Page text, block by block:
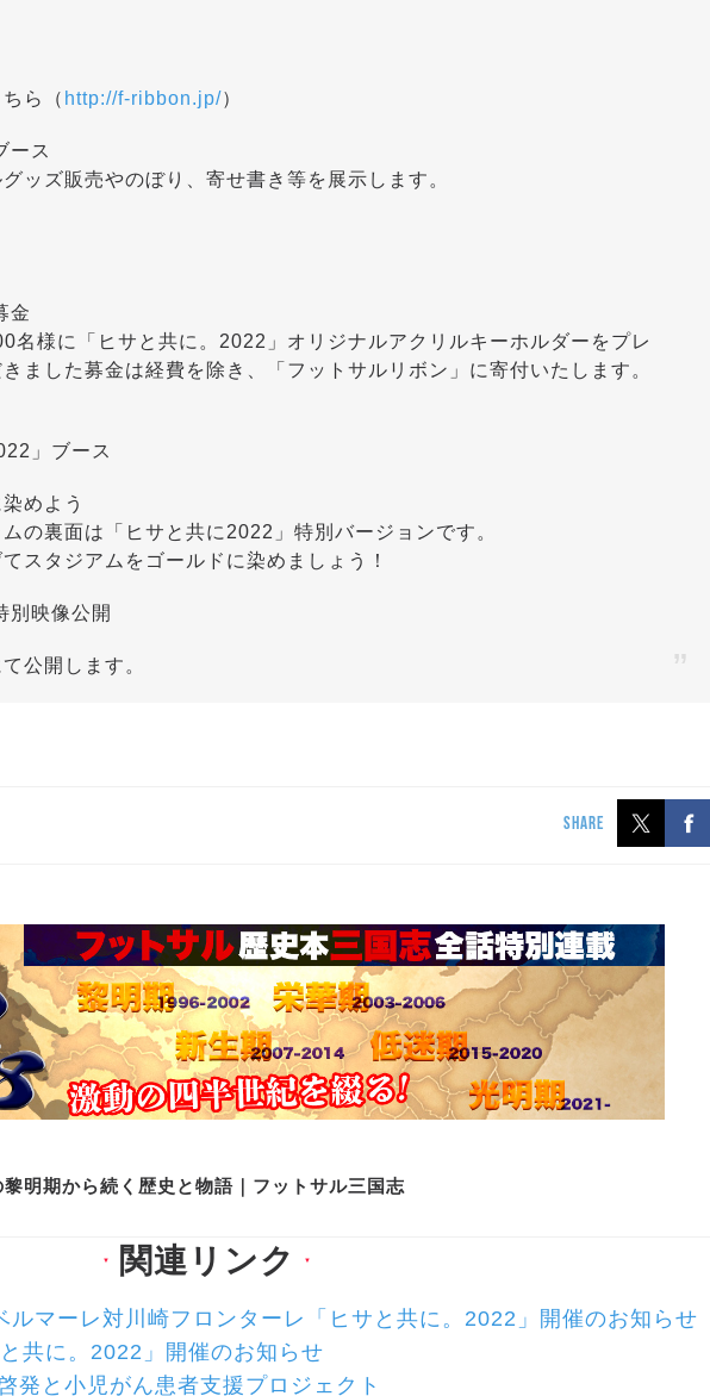
ら（ http://f-ribbon.jp/）
ース
ッズ販売やのぼり、寄せ書き等を展示します。
金
名様に「ヒサと共に。2022」オリジナルアクリルキーホルダーをプレ
ました募金は経費を除き、「フットサルリボン」に寄付いたします。
」ブース
めよう
の裏面は「ヒサと共に2022」特別バージョンです。
スタジアムをゴールドに染めましょう！
別映像公開
公開します。
SHARE
黎明期から続く歴史と物語｜フットサル三国志
▼ 関連リンク ▼
ルマーレ対川崎フロンターレ「ヒサと共に。2022」開催のお知らせ
共に。2022」開催のお知らせ
発と小児がん患者支援プロジェクト